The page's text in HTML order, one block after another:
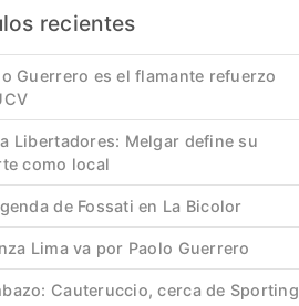
recientes
Guerrero es el flamante refuerzo
Libertadores: Melgar define su
como local
de Fossati en La Bicolor
Lima va por Paolo Guerrero
Cauteruccio, cerca de Sporting